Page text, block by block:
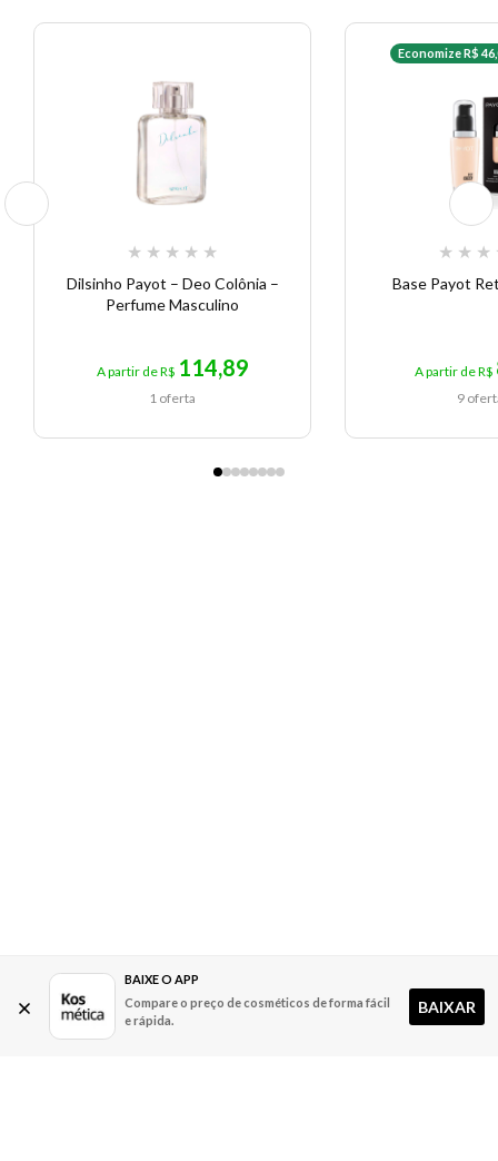
★ ★ ★ ★ ★
Dilsinho Payot – Deo Colônia –
Perfume Masculino
A partir de R$ 114,89
1 oferta
Economize R$
★ ★ ★
Base Payot
A partir de R$
9
BAIXE O APP
Compare o preço de cosméticos de forma fácil
e rápida.
BAIXAR